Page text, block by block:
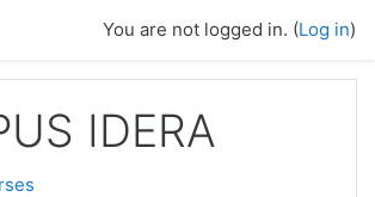
You are not logged in. (Log in)
IDERA